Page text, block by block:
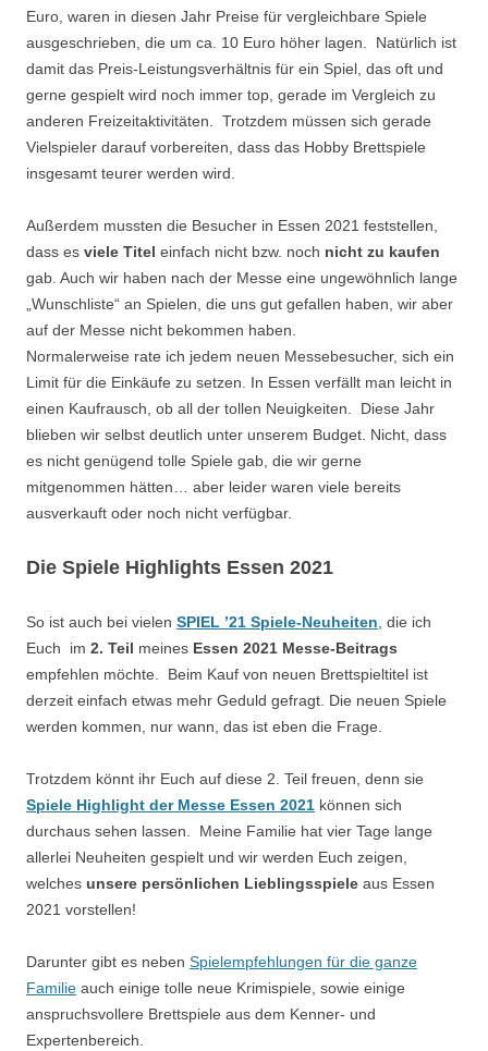
Euro, waren in diesen Jahr Preise für vergleichbare Spiele
ausgeschrieben, die um ca. 10 Euro höher lagen. Natürlich ist
damit das Preis-Leistungsverhältnis für ein Spiel, das oft und
gerne gespielt wird noch immer top, gerade im Vergleich zu
anderen Freizeitaktivitäten. Trotzdem müssen sich gerade
Vielspieler darauf vorbereiten, dass das Hobby Brettspiele
insgesamt teurer werden wird.
Außerdem mussten die Besucher in Essen 2021 feststellen,
dass es viele Titel einfach nicht bzw. noch nicht zu kaufen
gab. Auch wir haben nach der Messe eine ungewöhnlich lange
„Wunschliste“ an Spielen, die uns gut gefallen haben, wir aber
auf der Messe nicht bekommen haben.
Normalerweise rate ich jedem neuen Messebesucher, sich ein
Limit für die Einkäufe zu setzen. In Essen verfällt man leicht in
einen Kaufrausch, ob all der tollen Neuigkeiten. Diese Jahr
blieben wir selbst deutlich unter unserem Budget. Nicht, dass
es nicht genügend tolle Spiele gab, die wir gerne
mitgenommen hätten… aber leider waren viele bereits
ausverkauft oder noch nicht verfügbar.
Die Spiele Highlights Essen 2021
So ist auch bei vielen SPIEL ’21 Spiele-Neuheiten, die ich
Euch im 2. Teil meines Essen 2021 Messe-Beitrags
empfehlen möchte. Beim Kauf von neuen Brettspieltitel ist
derzeit einfach etwas mehr Geduld gefragt. Die neuen Spiele
werden kommen, nur wann, das ist eben die Frage.
Trotzdem könnt ihr Euch auf diese 2. Teil freuen, denn sie
Spiele Highlight der Messe Essen 2021 können sich
durchaus sehen lassen. Meine Familie hat vier Tage lange
allerlei Neuheiten gespielt und wir werden Euch zeigen,
welches unsere persönlichen Lieblingsspiele aus Essen
2021 vorstellen!
Darunter gibt es neben Spielempfehlungen für die ganze
Familie auch einige tolle neue Krimispiele, sowie einige
anspruchsvollere Brettspiele aus dem Kenner- und
Expertenbereich.